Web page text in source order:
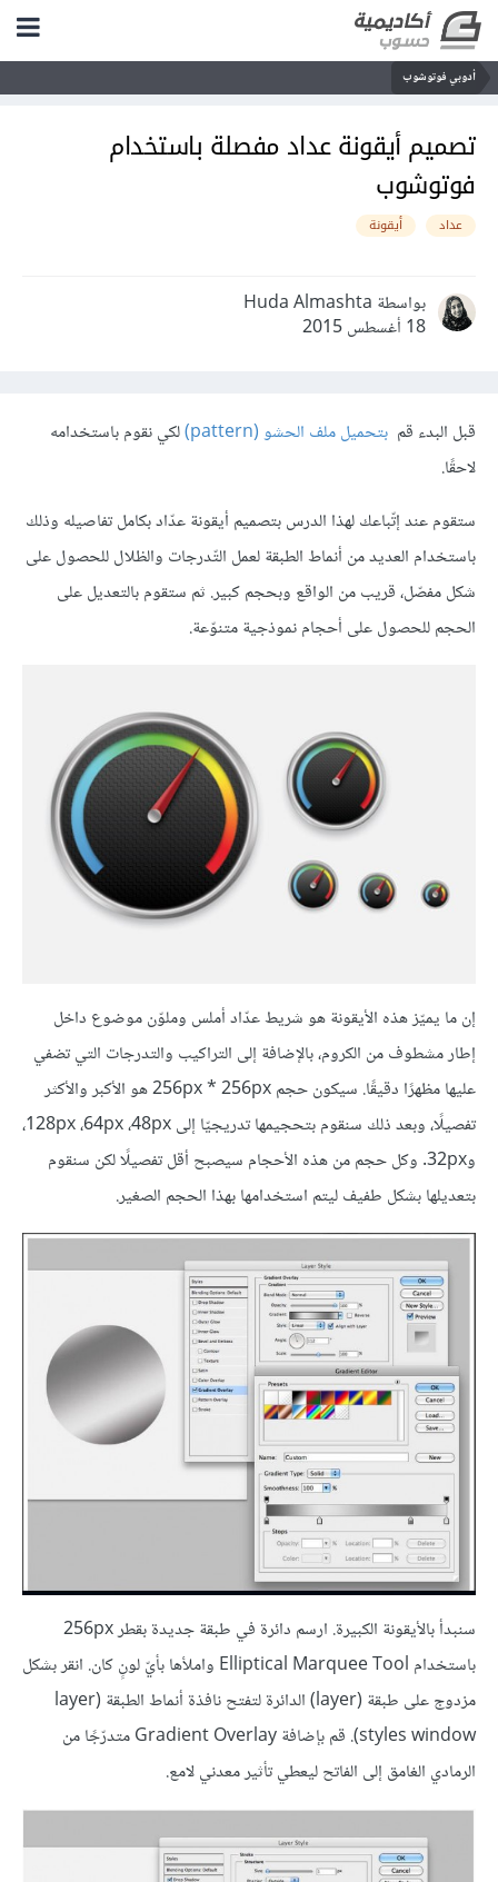
أدوبي فوتوشوب
تصميم أيقونة عداد مفصلة باستخدام
فوتوشوب
عداد أيقونة
بواسطة Huda Almashta
18 أغسطس 2015
قبل البدء قم بتحميل ملف الحشو (pattern)
لكي نقوم باستخدامه
لاحقًا.
ستقوم عند إتّباعك لهذا الدرس بتصميم أيقونة عدّاد بكامل تفاصيله وذلك
باستخدام العديد من أنماط الطبقة لعمل التّدرجات والظلال للحصول على
شكل مفصّل، قريب من الواقع وبحجم كبير. ثم ستقوم بالتعديل على
الحجم للحصول على أحجام نموذجية متنوّعة.
إن ما يميّز هذه الأيقونة هو شريط عدّاد أملس وملوّن موضوع داخل
إطار مشطوف من الكروم، بالإضافة إلى التراكيب والتدرجات التي تضفي
عليها مظهرًا دقيقًا. سيكون حجم 256px * 256px هو الأكبر والأكثر
تفصيلًا، وبعد ذلك سنقوم بتحجيمها تدريجيّا إلى 128px ،64px ،48px،
و32px. وكل حجم من هذه الأحجام سيصبح أقل تفصيلًا لكن سنقوم
بتعديلها بشكل طفيف ليتم استخدامها بهذا الحجم الصغير.
سنبدأ بالأيقونة الكبيرة. ارسم دائرة في طبقة جديدة بقطر 256px
باستخدام Elliptical Marquee Tool واملأها بأيّ لونٍ كان. انقر بشكل
مزدوج على طبقة (layer) الدائرة لتفتح نافذة أنماط الطبقة (layer
styles window). قم بإضافة Gradient Overlay متدرّجًا من
الرمادي الغامق إلى الفاتح ليعطي تأثير معدني لامع.